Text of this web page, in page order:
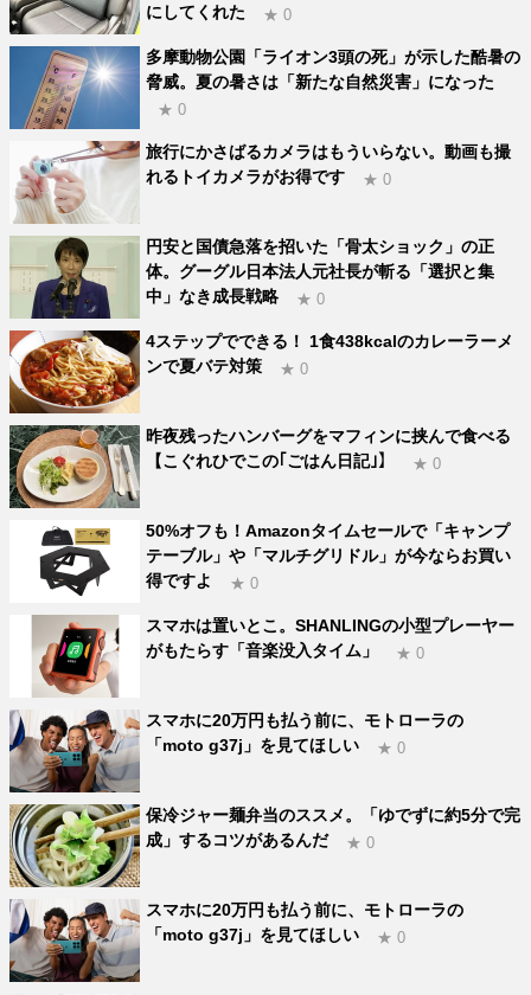
にしてくれた
★ 0
多摩動物公園「ライオン3頭の死」が示した酷暑の
脅威。夏の暑さは「新たな自然災害」になった
★ 0
旅行にかさばるカメラはもういらない。動画も撮
れるトイカメラがお得です
★ 0
円安と国債急落を招いた「骨太ショック」の正
体。グーグル日本法人元社長が斬る「選択と集
中」なき成長戦略
★ 0
4ステップでできる！ 1食438kcalのカレーラーメ
ンで夏バテ対策
★ 0
昨夜残ったハンバーグをマフィンに挟んで食べる
【こぐれひでこの｢ごはん日記｣】
★ 0
50%オフも！Amazonタイムセールで「キャンプ
テーブル」や「マルチグリドル」が今ならお買い
得ですよ
★ 0
スマホは置いとこ。SHANLINGの小型プレーヤー
がもたらす「音楽没入タイム」
★ 0
スマホに20万円も払う前に、モトローラの
「moto g37j」を見てほしい
★ 0
保冷ジャー麺弁当のススメ。「ゆでずに約5分で完
成」するコツがあるんだ
★ 0
スマホに20万円も払う前に、モトローラの
「moto g37j」を見てほしい
★ 0